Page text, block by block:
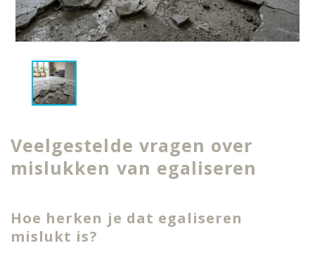
Veelgestelde vragen over
mislukken van egaliseren
Hoe herken je dat egaliseren
mislukt is?